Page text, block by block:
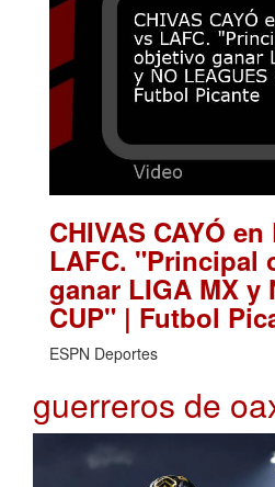
CHIVAS CAYÓ
LAFC. "Principal
ganar LIGA MX y
CUP" | Futbol
ESPN Deportes
guerreros de